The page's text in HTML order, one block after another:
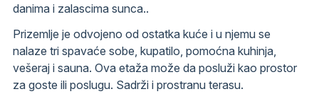
danima i zalascima sunca..
Prizemlje je odvojeno od ostatka kuće i u njemu se
nalaze tri spavaće sobe, kupatilo, pomoćna kuhinja,
vešeraj i sauna. Ova etaža može da posluži kao prostor
za goste ili poslugu. Sadrži i prostranu terasu.